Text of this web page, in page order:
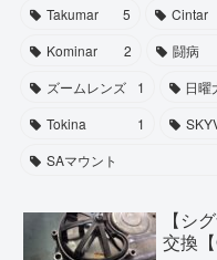
Takumar
5 Cintar
Kominar
2 闘病
ズームレンズ
1 日曜
Tokina
1
SAマウント
【シ
交換